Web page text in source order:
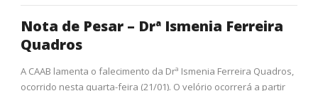
Nota de Pesar – Drª Ismenia Ferreira
Quadros
A CAAB lamenta o falecimento da Drª Ismenia Ferreira Quadros,
ocorrido nesta quarta-feira (21/01). O velório ocorrerá a partir